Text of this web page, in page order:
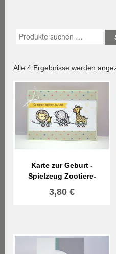
Alle 4 Ergebnisse werden
Karte zur Geburt -
Spielzeug Zootiere-
3,80€